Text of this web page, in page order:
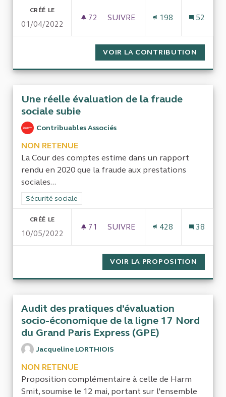
CRÉÉ LE
01/04/2022
72 72 ABONNÉS
SUIVRE
198 52
VOIR LA CONTRIBUTION
Une réelle évaluation de la fraude
sociale subie
Contribuables Associés
NON RETENUE
La Cour des comptes estime dans un rapport
rendu en 2020 que la fraude aux prestations
sociales...
Filtrer les résultats de la catégorie : Sécurité sociale
Sécurité sociale
CRÉÉ LE
10/05/2022
71 71 ABONNÉS
SUIVRE
428 38
VOIR LA PROPOSITION
Audit des pratiques d’évaluation
socio-économique de la ligne 17 Nord
du Grand Paris Express (GPE)
Jacqueline LORTHIOIS
NON RETENUE
Proposition complémentaire à celle de Harm
Smit, soumise le 12 mai, portant sur l'ensemble